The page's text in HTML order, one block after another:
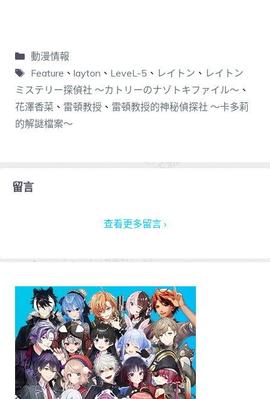
動漫情報
Feature 、 layton 、 LeveL-5 、 レイトン 、 レイトン
ミステリー探偵社 ～カトリーのナゾトキファイル～ 、
花澤香菜 、 雷頓教授 、 雷頓教授的神秘偵探社 ～卡多莉
的解謎檔案～
留言
查看更多留言 ›